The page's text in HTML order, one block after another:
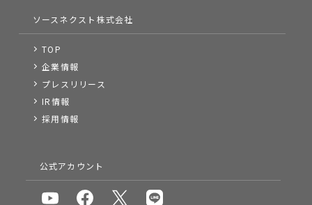
ソースネクスト株式会社
TOP
企業情報
プレスリリース
IR情報
採用情報
公式アカウント